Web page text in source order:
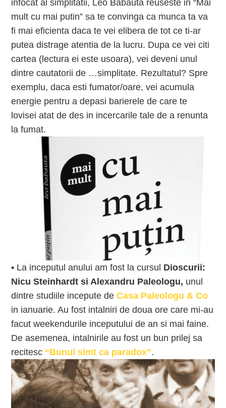
infocat al simplitatii, Leo Babauta reuseste in “Mai
mult cu mai putin” sa te convinga ca munca ta va
fi mai eficienta daca te vei elibera de tot ce ti-ar
putea distrage atentia de la lucru. Dupa ce vei citi
cartea (lectura ei este usoara), vei deveni unul
dintre cautatorii de …simplitate. Rezultatul? Spre
exemplu, daca esti fumator/oare, vei acumula
energie pentru a depasi barierele de care te
lovisei atat de des in incercarile tale de a renunta
la fumat.
• La inceputul anului am fost la cursul Dioscurii:
Nicu Steinhardt si Alexandru Paleologu, unul
dintre studiile incepute deCasa Paleologu & Co
in ianuarie. Au fost intalniri de doua ore care mi-au
facut weekendurile inceputului de an si mai faine.
De asemenea, intalnirile au fost un bun prilej sa
recitesc “Bunul simt ca paradox”.